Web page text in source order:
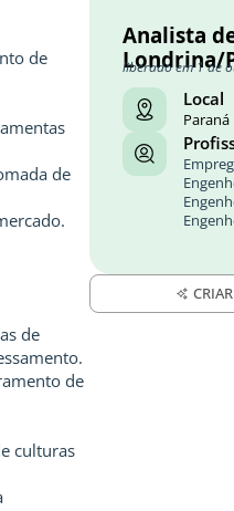
de
de
de
de
culturas
Analista
Londrina/
liberado em 1 de
Local
Paraná